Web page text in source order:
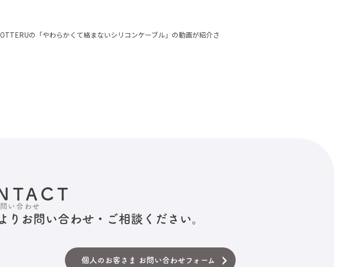
の「やわらかくて絡まないシリコンケーブル」の動画が紹介さ
い合わせ
り お問い合わせ・ご相談ください。
個人のお客さま お問い合わせフォーム